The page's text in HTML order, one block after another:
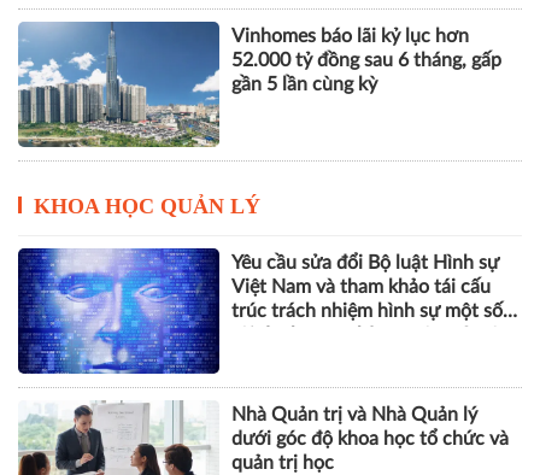
Vinhomes báo lãi kỷ lục hơn
52.000 tỷ đồng sau 6 tháng, gấp
gần 5 lần cùng kỳ
KHOA HỌC QUẢN LÝ
Yêu cầu sửa đổi Bộ luật Hình sự
Việt Nam và tham khảo tái cấu
trúc trách nhiệm hình sự một số
Nhà Quản trị và Nhà Quản lý
dưới góc độ khoa học tổ chức và
quản trị học